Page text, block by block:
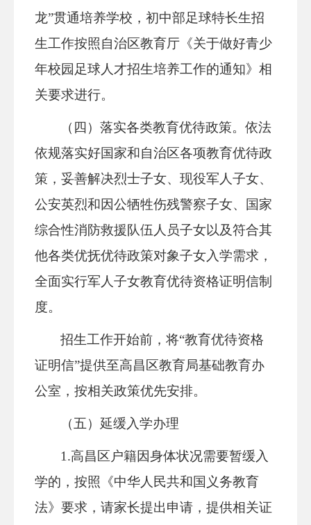
龙”贯通培养学校，初中部足球特长生招
生工作按照自治区教育厅《关于做好青少
年校园足球人才招生培养工作的通知》相
关要求进行。
（四）落实各类教育优待政策。依法
依规落实好国家和自治区各项教育优待政
策，妥善解决烈士子女、现役军人子女、
公安英烈和因公牺牲伤残警察子女、国家
综合性消防救援队伍人员子女以及符合其
他各类优抚优待政策对象子女入学需求 ，
全面实行军人子女教育优待资格证明信制
度。
招生工作开始前，将“教育优待资格
证明信”提供至高昌区教育局基础教育办
公室，按相关政策优先安排。
（五）延缓入学办理
1.高昌区户籍因身体状况需要暂缓入
学的，按照《中华人民共和国义务教育
法》要求，请家长提出申请，提供相关证